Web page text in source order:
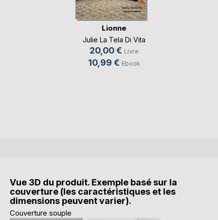
Lionne
Julie La Tela Di Vita
20,00 € Livre
10,99 € Ebook
Vue 3D du produit. Exemple basé sur la
couverture (les caractéristiques et les
dimensions peuvent varier).
Couverture souple